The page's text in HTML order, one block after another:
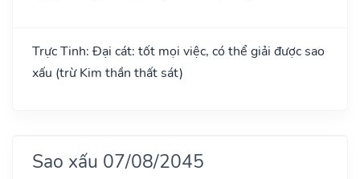
Trực Tinh: Đại cát: tốt mọi việc, có thể giải được sao
xấu (trừ Kim thần thất sát)
Sao xấu 07/08/2045